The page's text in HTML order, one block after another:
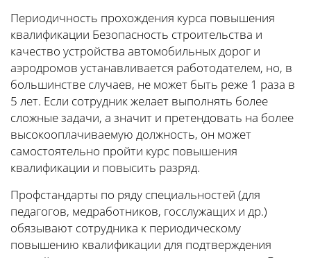
Периодичность прохождения курса повышения
квалификации Безопасность строительства и
качество устройства автомобильных дорог и
аэродромов устанавливается работодателем, но, в
большинстве случаев, не может быть реже 1 раза в
5 лет. Если сотрудник желает выполнять более
сложные задачи, а значит и претендовать на более
высокооплачиваемую должность, он может
самостоятельно пройти курс повышения
квалификации и повысить разряд.
Профстандарты по ряду специальностей (для
педагогов, медработников, госслужащих и др.)
обязывают сотрудника к периодическому
повышению квалификации для подтверждения